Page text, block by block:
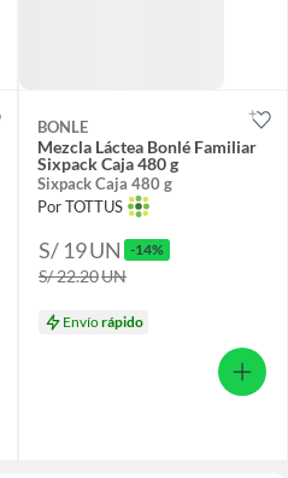
BONLE
Mezcla Láctea Bonlé Familiar
Sixpack Caja 480 g
Sixpack Caja 480 g
Por TOTTUS
S/ 19UN -14%
S/ 22.20UN
Envíorápido